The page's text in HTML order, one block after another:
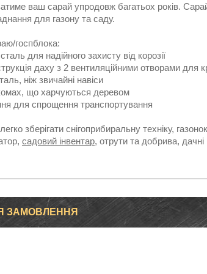
ваш сарай упродовж багатьох років.
для газону та саду.
госпблока:
для надійного захисту від корозії
даху з 2 вентиляційними отворами для
ніж звичайні навіси
що харчуються деревом
для спрощення транспортування
зберігати снігоприбиральну техніку,
садовий інвентар, отрути та добрива,
ЗАМОВЛЕННЯ